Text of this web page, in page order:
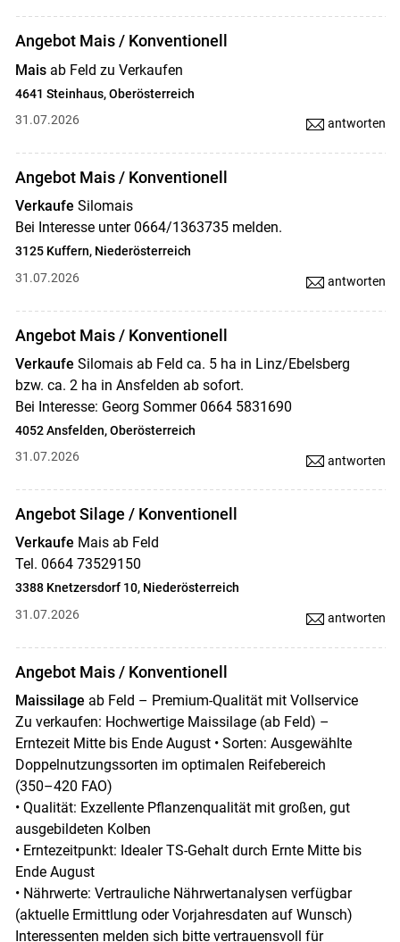
Angebot Mais / Konventionell
Maisab Feld zu Verkaufen
4641 Steinhaus, Oberösterreich
31.07.2026
antworten
Angebot Mais / Konventionell
Verkaufe Silomais
Bei Interesse unter 0664/1363735 melden.
3125 Kuffern, Niederösterreich
31.07.2026
antworten
Angebot Mais / Konventionell
Verkaufe Silomais ab Feld ca. 5 ha in Linz/Ebelsberg
bzw. ca. 2 ha in Ansfelden ab sofort.
Bei Interesse: Georg Sommer 0664 5831690
4052 Ansfelden, Oberösterreich
31.07.2026
antworten
Angebot Silage / Konventionell
Verkaufe Mais ab Feld
Tel. 0664 73529150
3388 Knetzersdorf 10, Niederösterreich
31.07.2026
antworten
Angebot Mais / Konventionell
Maissilage ab Feld – Premium-Qualität mit Vollservice
Zu verkaufen: Hochwertige Maissilage (ab Feld) –
Erntezeit Mitte bis Ende August • Sorten: Ausgewählte
Doppelnutzungssorten im optimalen Reifebereich
(350–420 FAO)
• Qualität: Exzellente Pflanzenqualität mit großen, gut
ausgebildeten Kolben
• Erntezeitpunkt: Idealer TS-Gehalt durch Ernte Mitte bis
Ende August
• Nährwerte: Vertrauliche Nährwertanalysen verfügbar
(aktuelle Ermittlung oder Vorjahresdaten auf Wunsch)
Interessenten melden sich bitte vertrauensvoll für